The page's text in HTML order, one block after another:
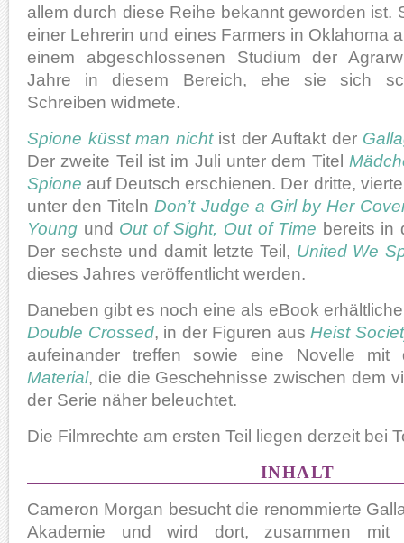
allem durch diese Reihe bekannt geworden ist.
einer Lehrerin und eines Farmers in Oklahoma
einem abgeschlossenen Studium der
Jahre in diesem Bereich, ehe sie sich
Schreiben widmete.
Spione küsst man nichtist der Auftakt der
Der zweite Teil ist im Juli unter dem Titel
Spione auf Deutsch erschienen. Der dritte,
unter den Titeln Don’t Judge a Girl by Her
Young und Out of Sight, Out of Time bereits in
Der sechste und damit letzte Teil, United We
dieses Jahres veröffentlicht werden.
Daneben gibt es noch eine als eBook
Double Crossed, in der Figuren aus Heist
aufeinander treffen sowie eine Novelle
Material, die die Geschehnisse zwischen dem
der Serie näher beleuchtet.
Die Filmrechte am ersten Teil liegen derzeit bei
INHALT
Cameron Morgan besucht die renommierte
Akademie und wird dort, zusammen mit